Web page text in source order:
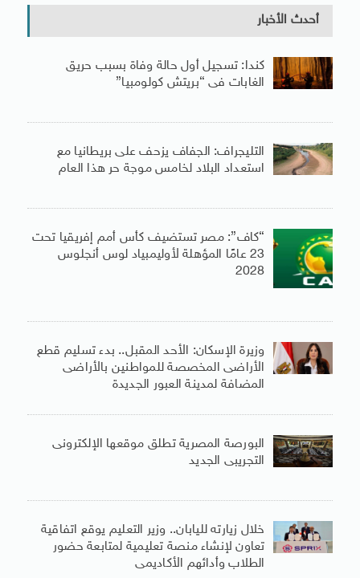
أحدث الأخبار
كندا: تسجيل أول حالة وفاة بسبب حريق
الغابات فى “بريتش كولومبيا”
التليجراف: الجفاف يزحف على بريطانيا مع
استعداد البلاد لخامس موجة حر هذا العام
“كاف”: مصر تستضيف كأس أمم إفريقيا تحت
23 عامًا المؤهلة لأوليمبياد لوس أنجلوس
2028
وزيرة الإسكان: الأحد المقبل.. بدء تسليم قطع
الأراضى المخصصة للمواطنين بالأراضى
المضافة لمدينة العبور الجديدة
البورصة المصرية تطلق موقعها الإلكترونى
التجريبى الجديد
خلال زيارته لليابان.. وزير التعليم يوقع اتفاقية
تعاون لإنشاء منصة تعليمية لمتابعة حضور
الطلاب وأدائهم الأكاديمى